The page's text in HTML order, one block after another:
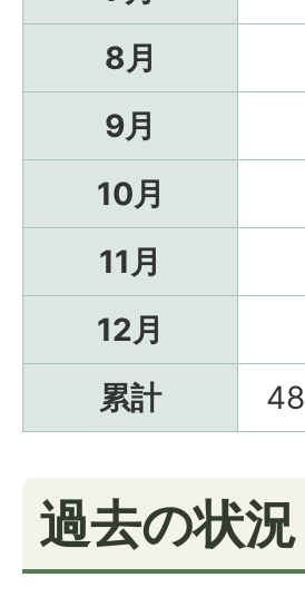
8月
9月
10月
11月
12月
累計
48
過去の状況